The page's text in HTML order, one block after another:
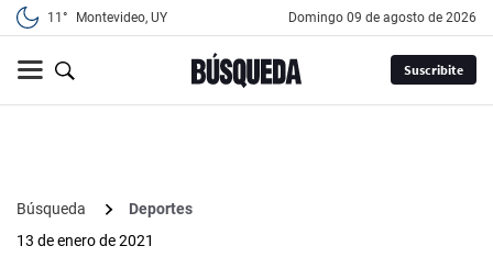
11° Montevideo, UY domingo 09 de agosto de 2026
Suscribite
Búsqueda
Deportes
13 de enero de 2021